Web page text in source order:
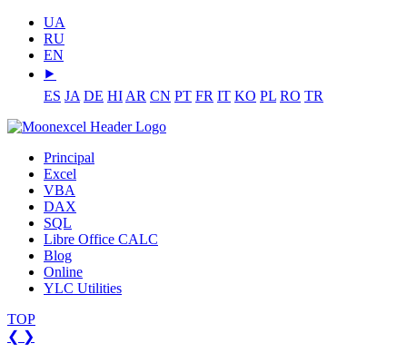
UA
RU
EN
⯈
ES JA DE HI AR CN PT FR IT KO PL RO TR
Principal
Excel
VBA
DAX
SQL
Libre Office CALC
Blog
Online
YLC Utilities
TOP
❮ ❯